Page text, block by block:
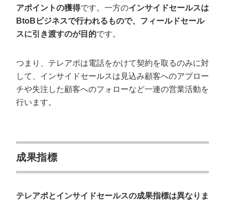
アポイントの獲得です。一方のインサイドセールスは
BtoBビジネスで行われるもので、フィールドセール
スに引き渡すのが目的です。
つまり、テレアポは電話をかけて契約を取るのみに対
して、インサイドセールスは見込み顧客へのアプロー
チや失注した顧客へのフォローなど一連の営業活動を
行います。
成果指標
テレアポとインサイドセールスの成果指標は異なりま